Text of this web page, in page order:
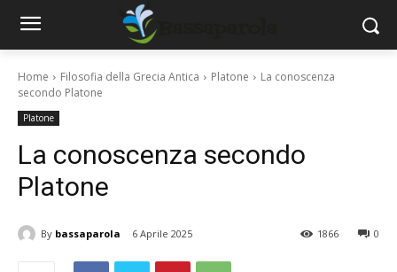
Home Filosofia della Grecia Antica Platone
La conoscenza
secondo Platone
Platone
La conoscenza secondo
Platone
By bassaparola 6 Aprile 2025 0
1866